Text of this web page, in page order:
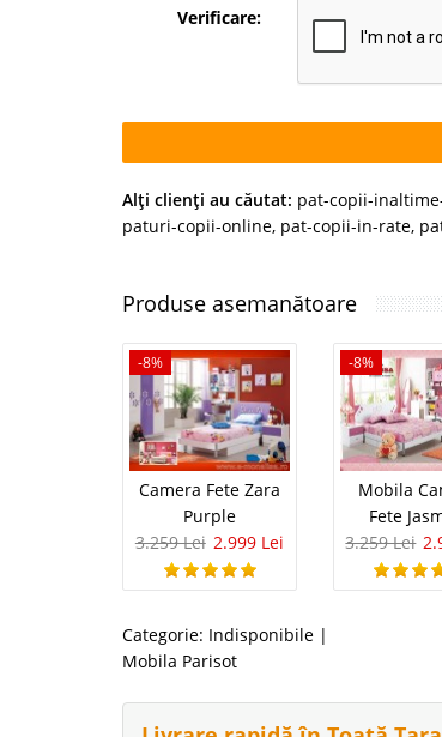
Verificare:
Alţi clienţi au căutat: pat-copii-
paturi-copii-online, pat-copii-in-rate,
Produse asemanătoare
-8%
Camera Fete Zara
Purple
3.259 Lei 2.999 Lei
-8%
Mobila
Fete
3.259 Lei
Categorie: Indisponibile |
Mobila Parisot